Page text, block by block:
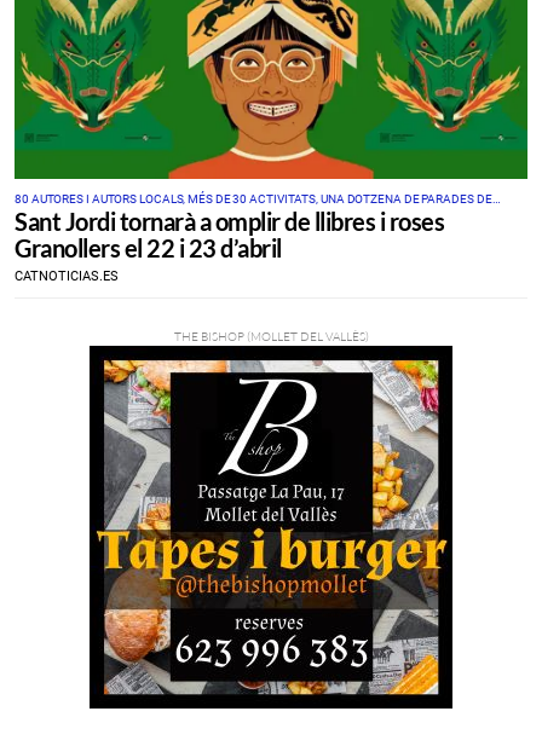
80 AUTORES I AUTORS LOCALS, MÉS DE 30 ACTIVITATS, UNA DOTZENA DE PARADES DE
LIBRES I MOLTES MÉS DE FLORS PROTAGONISTES DE LA DIADA
Sant Jordi tornarà a omplir de llibres i roses
Granollers el 22 i 23 d’abril
CATNOTICIAS.ES